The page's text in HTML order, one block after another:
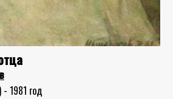
1981 год